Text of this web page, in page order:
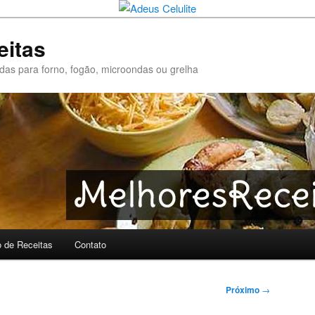
para forno, fogão, microondas ou grelha
de Receitas Contato
Próximo →